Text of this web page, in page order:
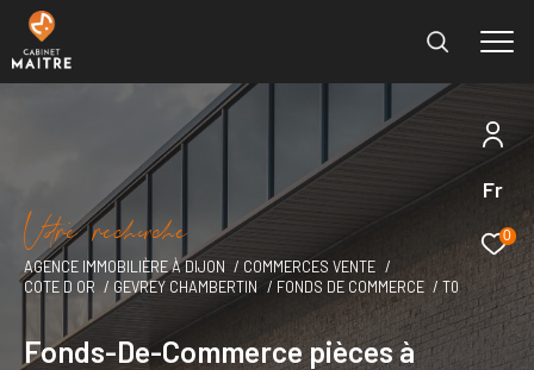
Fr
0
Vore recece
AGENCE IMMOBILIÈRE À DIJON
COMMERCES VENTE
COTE D OR
GEVREY CHAMBERTIN FONDS DE COMMERCE T0
Fonds-De-Commerce pièces à
Effectuer une recherche
et trouver le bien qui correspond à vos critères
Type
d'offre
Vente immobilier professionnel